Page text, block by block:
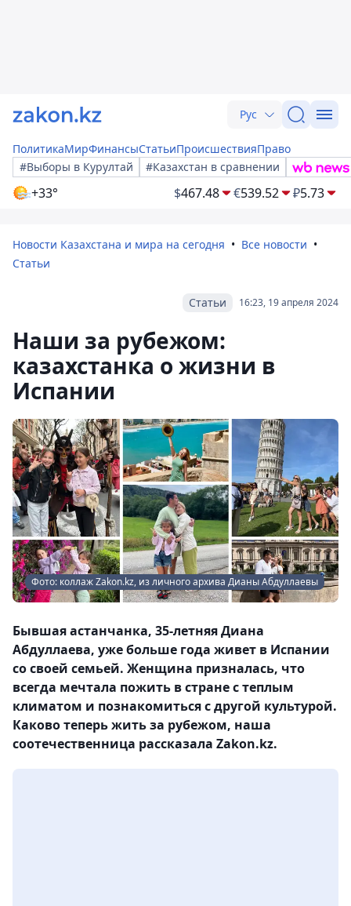
Рус
ПолитикаМирФинансыСтатьиПроисшествияПраво
#Выборы в Курултай
#Казахстан в сравнении
+33° $467.48 €539.52 ₽5.73
Новости Казахстана и мира на сегодня
Все новости
Статьи
16:23, 19 апреля 2024
Статьи
Наши за рубежом:
казахстанка о жизни в
Испании
Фото: коллаж Zakon.kz, из личного архива Дианы Абдуллаевы
Бывшая астанчанка, 35-летняя Диана
Абдуллаева, уже больше года живет в Испании
со своей семьей. Женщина призналась, что
всегда мечтала пожить в стране с теплым
климатом и познакомиться с другой культурой.
Каково теперь жить за рубежом, наша
соотечественница рассказала Zakon.kz.